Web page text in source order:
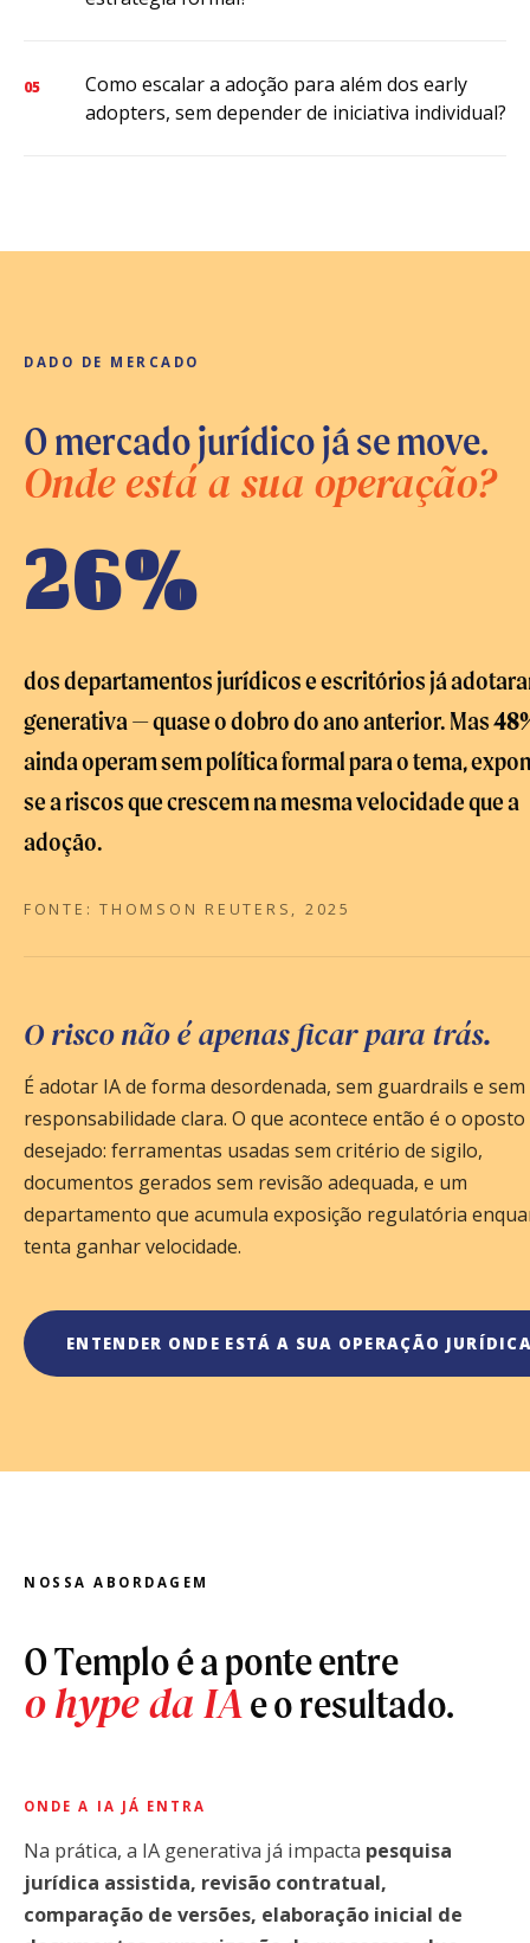
05
Como escalar a adoção para além dos early
adopters, sem depender de iniciativa individual?
DADO DE MERCADO
O mercado jurídico já se move.
Onde está a sua operação?
26%
dos departamentos jurídicos e escritórios já
generativa — quase o dobro do ano anterior. Mas
ainda operam sem política formal para o tema,
se a riscos que crescem na mesma velocidade que a
adoção.
FONTE: THOMSON REUTERS, 2025
O risco não é apenas ficar para trás.
É adotar IA de forma desordenada, sem guardrails e sem
responsabilidade clara. O que acontece então é o oposto
desejado: ferramentas usadas sem critério de sigilo,
documentos gerados sem revisão adequada, e um
departamento que acumula exposição regulatória
tenta ganhar velocidade.
ENTENDER ONDE ESTÁ A SUA OPERAÇÃO
NOSSA ABORDAGEM
O Templo é a ponte entre
o hype da IAe o resultado.
ONDE A IA JÁ ENTRA
Na prática, a IA generativa já impacta pesquisa
jurídica assistida, revisão contratual,
comparação de versões, elaboração inicial de